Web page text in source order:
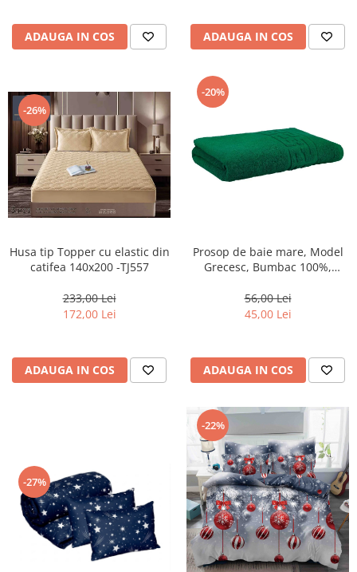
ADAUGA IN COS ADAUGA IN COS
-26%
Husa tip Topper cu elastic din
catifea 140x200 -TJ557
233,00 Lei
172,00 Lei
ADAUGA IN COS
-20%
Prosop de baie mare, Model
Grecesc, Bumbac 100%,
g/m² –Verde inchis-DN11
56,00 Lei
45,00 Lei
ADAUGA IN COS
-27%
-22%